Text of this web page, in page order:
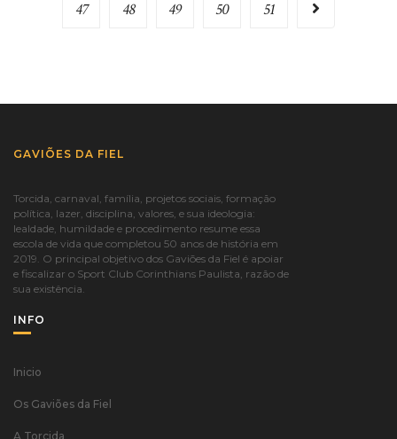
47 48 49 50 51
GAVIÕES DA FIEL
Torcida, carnaval, família, projetos sociais, formação
política, lazer, disciplina, valores, e sua ideologia:
lealdade, humildade e procedimento resume essa
escola de vida que completou 50 anos de história em
2019. O principal objetivo dos Gaviões da Fiel é apoiar
e fiscalizar o Sport Club Corinthians Paulista, razão de
sua existência.
INFO
Inicio
Os Gaviões da Fiel
A Torcida